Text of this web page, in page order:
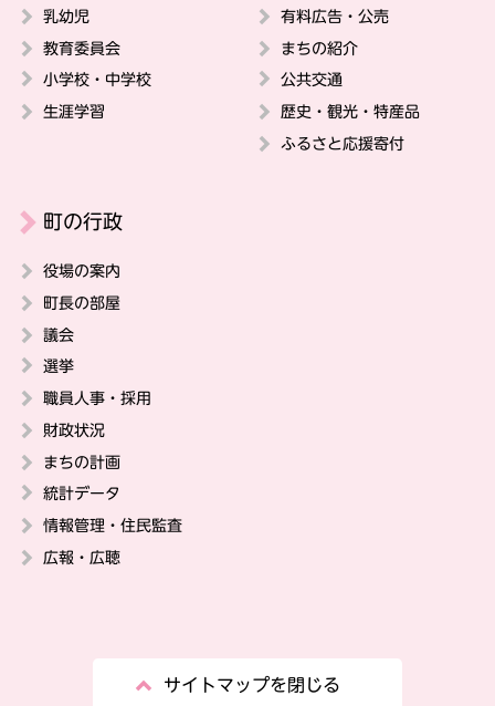
乳幼児
教育委員会
小学校・中学校
生涯学習
有料広告・公売
まちの紹介
公共交通
歴史・観光・特産品
ふるさと応援寄付
町の行政
役場の案内
町長の部屋
議会
選挙
職員人事・採用
財政状況
まちの計画
統計データ
情報管理・住民監査
広報・広聴
サイトマップを閉じる